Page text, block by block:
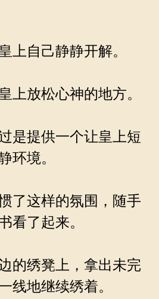
上自己静静开解。
上放松心神的地方。
是提供一个让皇上短
环境。
了这样的氛围，随手
看了起来。
的绣凳上，拿出未完
线地继续绣着。